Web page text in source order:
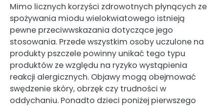
Mimo licznych korzyści zdrowotnych płynących ze
spożywania miodu wielokwiatowego istnieją
pewne przeciwwskazania dotyczące jego
stosowania. Przede wszystkim osoby uczulone na
produkty pszczele powinny unikać tego typu
produktów ze względu na ryzyko wystąpienia
reakcji alergicznych. Objawy mogą obejmować
swędzenie skóry, obrzęk czy trudności w
oddychaniu. Ponadto dzieci poniżej pierwszego